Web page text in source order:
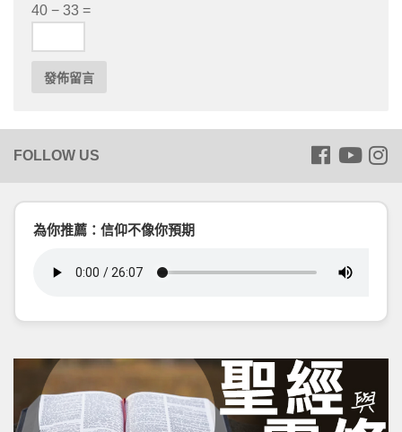
40 − 33 =
為你推薦：信仰不像你預期